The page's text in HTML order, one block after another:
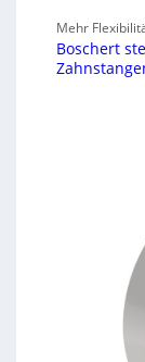
Mehr
Boschert